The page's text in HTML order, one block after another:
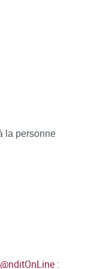
/ Virginie
différents
la personne
: